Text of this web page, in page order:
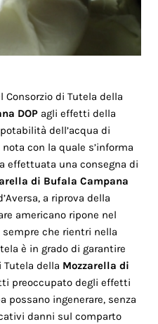
Consorzio di Tutela della
DOP agli effetti della
dell’acqua di
con la quale s’informa
effettuata una consegna di
di Bufala Campana
a riprova della
americano ripone nel
che rientri nella
è in grado di garantire
della Mozzarella di
preoccupato degli effetti
possano ingenerare, senza
danni sul comparto